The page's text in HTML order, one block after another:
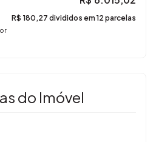
R$ 180,27 divididos em 12 parcelas
do Imóvel